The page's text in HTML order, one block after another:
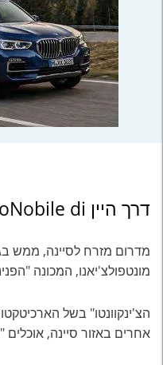
דרך היין MontepulcianoNobile di
מדרום מזרח לסיינה, ממש
מונטפולצ'יאנו, המכונה
הצ'ינקוונטו" בשל
אחרים באזור סיינה, אוכלים